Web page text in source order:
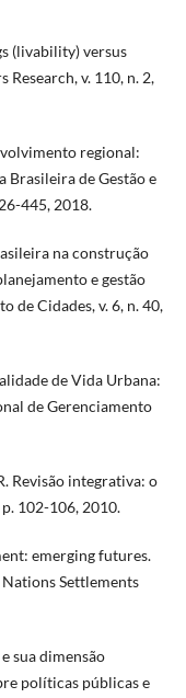
(livability) versus
v. 110, n. 2,
regional:
Brasileira de Gestão e
445, 2018.
na construção
e gestão
de Cidades, v. 6, n. 40,
de Vida Urbana:
de Gerenciamento
Revisão integrativa: o
p. 102-106, 2010.
emerging futures.
Settlements
sua dimensão
políticas públicas e